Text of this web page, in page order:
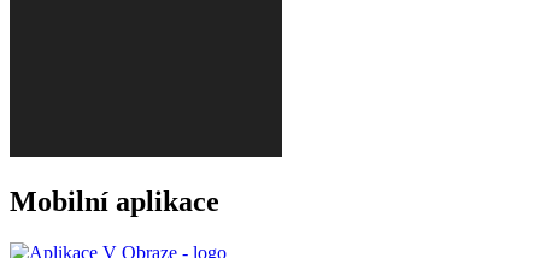
Mobilní aplikace